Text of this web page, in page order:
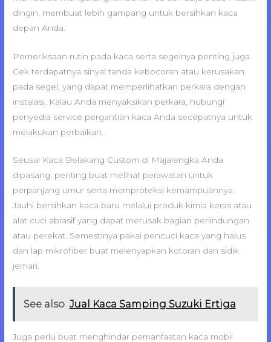
dingin, membuat lebih gampang untuk bersihkan kaca
depan Anda.
Pemeriksaan rutin pada kaca serta segelnya penting juga.
Cek terdapatnya sinyal tanda kebocoran atau kerusakan
pada segel, yang dapat memperlihatkan perkara dengan
instalasi. Kalau Anda menyaksikan perkara, hubungi
penyedia service pergantian kaca Anda secepatnya untuk
melakukan perbaikan.
Seusai Kaca Belakang Custom di Majalengka Anda
dipasang, penting buat melihat perawatan untuk
perpanjang umur serta memproteksi kemampuannya.
Jauhi bersihkan kaca baru melalui produk kimia keras atau
alat cuci abrasif yang dapat merusak bagian perlindungan
atau perekat. Semestinya pakai pencuci kaca yang halus
dan lap mikrofiber buat melenyapkan kotoran dan sidik
jemari.
See also Jual Kaca Samping Suzuki Ertiga
Juga perlu buat menghindar pemanfaatan kaca mobil